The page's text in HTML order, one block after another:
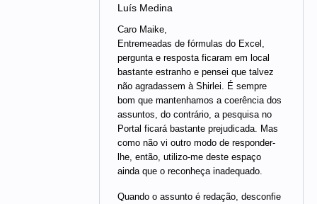
Luís Medina
Caro Maike,
Entremeadas de fórmulas do Excel,
pergunta e resposta ficaram em local
bastante estranho e pensei que talvez
não agradassem à Shirlei. É sempre
bom que mantenhamos a coerência dos
assuntos, do contrário, a pesquisa no
Portal ficará bastante prejudicada. Mas
como não vi outro modo de responder-
lhe, então, utilizo-me deste espaço
ainda que o reconheça inadequado.
Quando o assunto é redação, desconfie